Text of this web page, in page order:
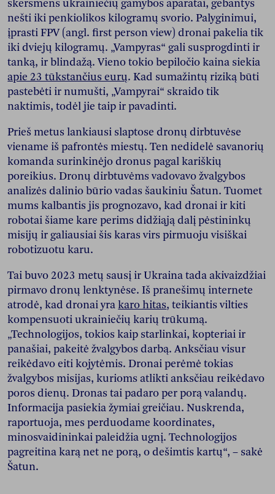
skersmens ukrainiečių gamybos aparatai, gebantys
nešti iki penkiolikos kilogramų svorio. Palyginimui,
įprasti FPV (angl. first person view) dronai pakelia tik
iki dviejų kilogramų. „Vampyras“ gali susprogdinti ir
tanką, ir blindažą. Vieno tokio bepiločio kaina siekia
apie 23 tūkstančius eurų. Kad sumažintų riziką būti
pastebėti ir numušti, „Vampyrai“ skraido tik
naktimis, todėl jie taip ir pavadinti.
Prieš metus lankiausi slaptose dronų dirbtuvėse
viename iš pafrontės miestų. Ten nedidelė savanorių
komanda surinkinėjo dronus pagal kariškių
poreikius. Dronų dirbtuvėms vadovavo žvalgybos
analizės dalinio būrio vadas šaukiniu Šatun. Tuomet
mums kalbantis jis prognozavo, kad dronai ir kiti
robotai šiame kare perims didžiąją dalį pėstininkų
misijų ir galiausiai šis karas virs pirmuoju visiškai
robotizuotu karu.
Tai buvo 2023 metų sausį ir Ukraina tada akivaizdžiai
pirmavo dronų lenktynėse. Iš pranešimų internete
atrodė, kad dronai yrakaro hitas, teikiantis vilties
kompensuoti ukrainiečių karių trūkumą.
„Technologijos, tokios kaip starlinkai, kopteriai ir
panašiai, pakeitė žvalgybos darbą. Anksčiau visur
reikėdavo eiti kojytėmis. Dronai perėmė tokias
žvalgybos misijas, kurioms atlikti anksčiau reikėdavo
poros dienų. Dronas tai padaro per porą valandų.
Informacija pasiekia žymiai greičiau. Nuskrenda,
raportuoja, mes perduodame koordinates,
minosvaidininkai paleidžia ugnį. Technologijos
pagreitina karą net ne porą, o dešimtis kartų“, – sakė
Šatun.